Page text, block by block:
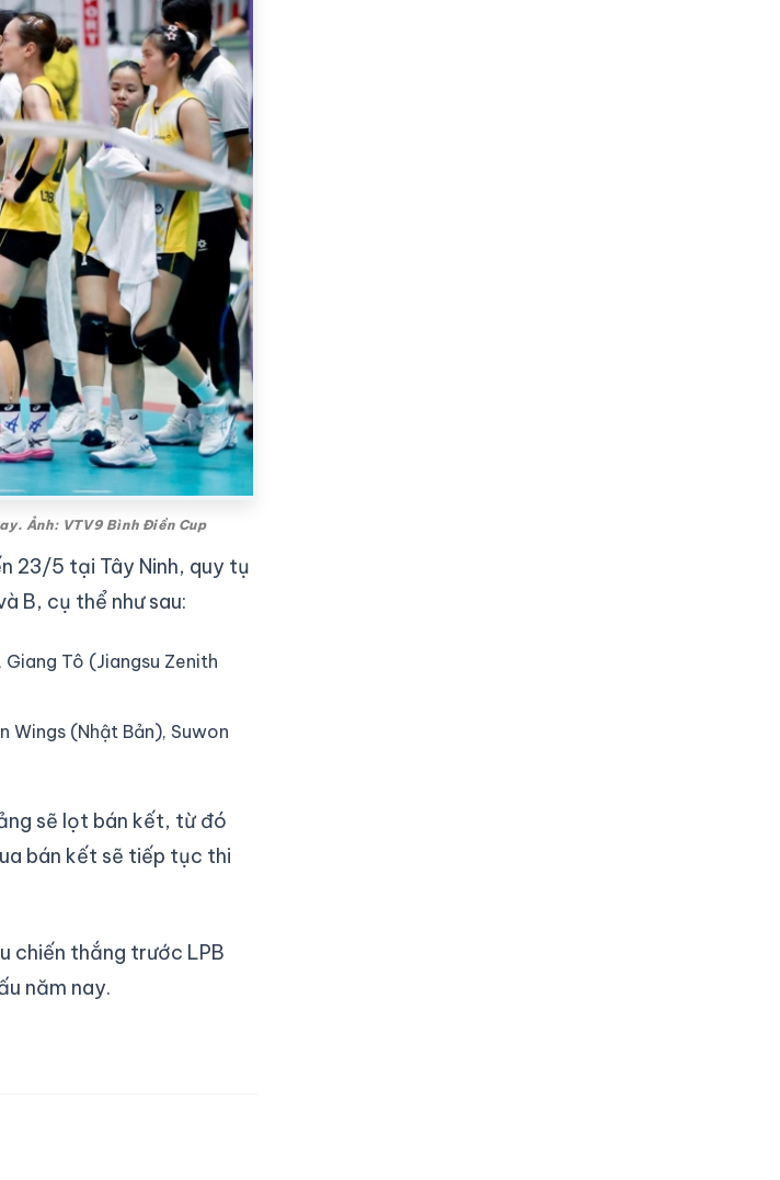
Ảnh: VTV9 Bình Điền Cup
23/5 tại Tây Ninh, quy tụ
B, cụ thể như sau:
Tô (Jiangsu Zenith
Wings (Nhật Bản), Suwon
sẽ lọt bán kết, từ đó
bán kết sẽ tiếp tục thi
chiến thắng trước LPB
năm nay.